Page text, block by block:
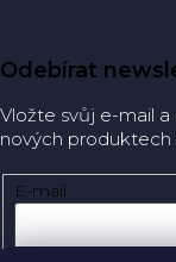
Odebírat
Vložte svůj e-mail
nových produktech
E-mail